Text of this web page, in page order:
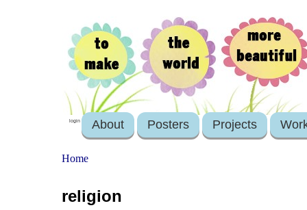
login About Posters Projects
Home
religion